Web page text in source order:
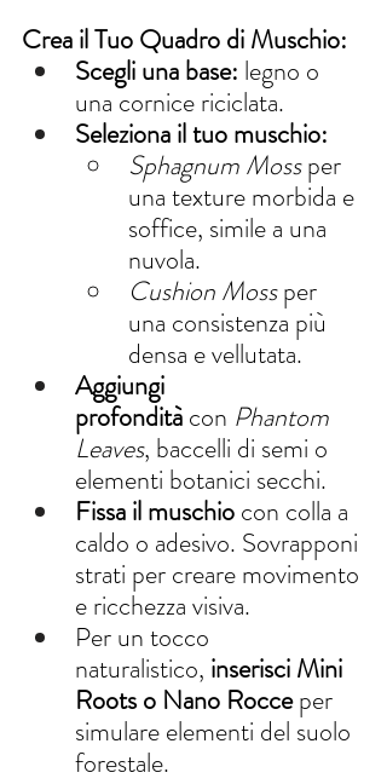
Crea il Tuo Quadro di Muschio:
Scegli una base: legno o
una cornice riciclata.
Seleziona il tuo muschio:
Sphagnum Moss per
una texture morbida e
soffice, simile a una
nuvola.
Cushion Moss per
una consistenza più
densa e vellutata.
Aggiungi
profondità con Phantom
Leaves, baccelli di semi o
elementi botanici secchi.
Fissa il muschio con colla a
caldo o adesivo. Sovrapponi
strati per creare movimento
e ricchezza visiva.
Per un tocco
naturalistico, inserisci Mini
Roots o Nano Rocce per
simulare elementi del suolo
forestale.